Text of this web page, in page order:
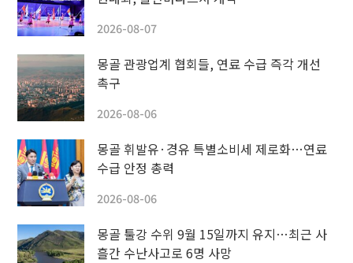
2026-08-07
몽골 관광업계 협회들, 연료 수급 즉각 개선
촉구
2026-08-06
몽골 휘발유·경유 특별소비세 제로화…연료
수급 안정 총력
2026-08-06
몽골 툴강 수위 9월 15일까지 유지…최근 사
흘간 수난사고로 6명 사망